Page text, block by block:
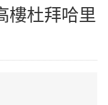
樓杜拜哈里